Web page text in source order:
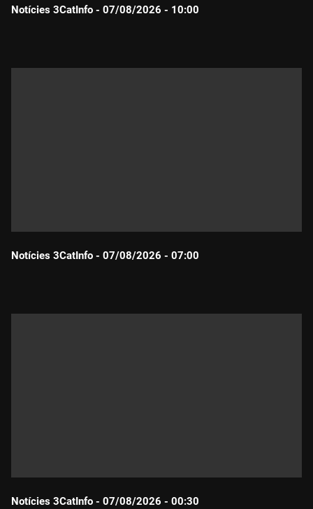
Notícies 3CatInfo - 07/08/2026 - 10:00
Notícies 3CatInfo - 07/08/2026 - 07:00
Notícies 3CatInfo - 07/08/2026 - 00:30